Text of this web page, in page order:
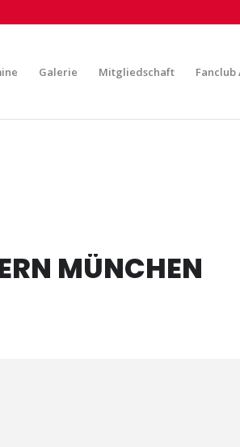
Galerie Mitgliedschaft
MÜNCHEN